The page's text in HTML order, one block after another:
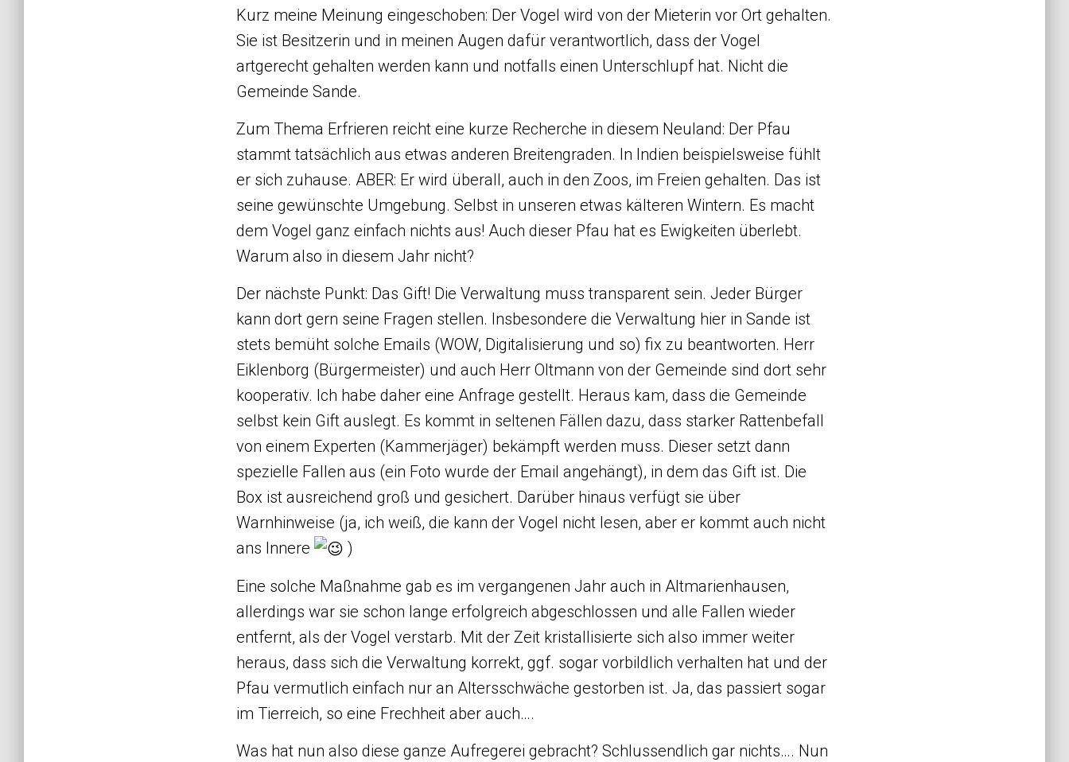
Kurz meine Meinung eingeschoben: Der Vogel wird von der Mieterin vor Ort gehalten.
Sie ist Besitzerin und in meinen Augen dafür verantwortlich, dass der Vogel
artgerecht gehalten werden kann und notfalls einen Unterschlupf hat. Nicht die
Gemeinde Sande.
Zum Thema Erfrieren reicht eine kurze Recherche in diesem Neuland: Der Pfau
stammt tatsächlich aus etwas anderen Breitengraden. In Indien beispielsweise fühlt
er sich zuhause. ABER: Er wird überall, auch in den Zoos, im Freien gehalten. Das ist
seine gewünschte Umgebung. Selbst in unseren etwas kälteren Wintern. Es macht
dem Vogel ganz einfach nichts aus! Auch dieser Pfau hat es Ewigkeiten überlebt.
Warum also in diesem Jahr nicht?
Der nächste Punkt: Das Gift! Die Verwaltung muss transparent sein. Jeder Bürger
kann dort gern seine Fragen stellen. Insbesondere die Verwaltung hier in Sande ist
stets bemüht solche Emails (WOW, Digitalisierung und so) fix zu beantworten. Herr
Eiklenborg (Bürgermeister) und auch Herr Oltmann von der Gemeinde sind dort sehr
kooperativ. Ich habe daher eine Anfrage gestellt. Heraus kam, dass die Gemeinde
selbst kein Gift auslegt. Es kommt in seltenen Fällen dazu, dass starker Rattenbefall
von einem Experten (Kammerjäger) bekämpft werden muss. Dieser setzt dann
spezielle Fallen aus (ein Foto wurde der Email angehängt), in dem das Gift ist. Die
Box ist ausreichend groß und gesichert. Darüber hinaus verfügt sie über
Warnhinweise (ja, ich weiß, die kann der Vogel nicht lesen, aber er kommt auch nicht
ans Innere
)
Eine solche Maßnahme gab es im vergangenen Jahr auch in Altmarienhausen,
allerdings war sie schon lange erfolgreich abgeschlossen und alle Fallen wieder
entfernt, als der Vogel verstarb. Mit der Zeit kristallisierte sich also immer weiter
heraus, dass sich die Verwaltung korrekt, ggf. sogar vorbildlich verhalten hat und der
Pfau vermutlich einfach nur an Altersschwäche gestorben ist. Ja, das passiert sogar
im Tierreich, so eine Frechheit aber auch….
Was hat nun also diese ganze Aufregerei gebracht? Schlussendlich gar nichts…. Nun